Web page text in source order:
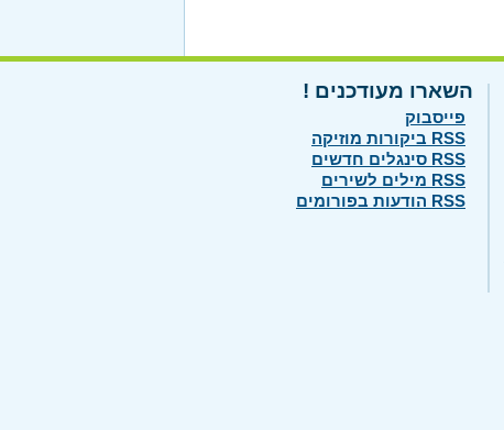
השארו מעודכנים !
פייסבוק
RSS ביקורות מוזיקה
RSS סינגלים חדשים
RSS מילים לשירים
RSS הודעות בפורומים